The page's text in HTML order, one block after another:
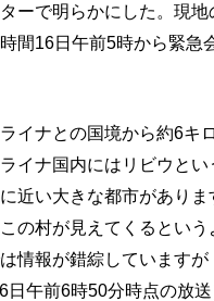
ーで明らかにした。現地
間16日午前5時から緊急
イナとの国境から約6キ
イナ国内にはリビウとい
近い大きな都市があり
の村が見えてくるという
情報が錯綜しています
午前6時50分時点の放送